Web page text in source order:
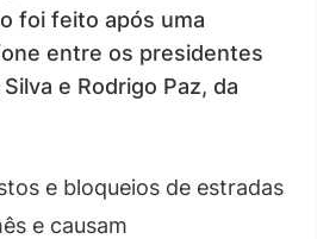
foi feito após uma
entre os presidentes
e Rodrigo Paz, da
e bloqueios de estradas
e causam